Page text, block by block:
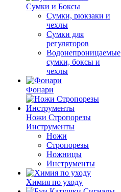
Сумки и Боксы
Сумки, рюкзаки и
чехлы
Сумки для
регуляторов
Водонепроницаемые
сумки, боксы и
чехлы
Фонари
Ножи Стропорезы
Инструменты
Ножи
Стропорезы
Ножницы
Инструменты
Химия по уходу